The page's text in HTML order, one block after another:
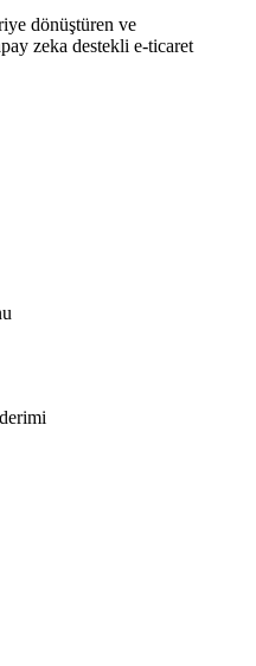
dönüştüren ve
zeka destekli e-ticaret